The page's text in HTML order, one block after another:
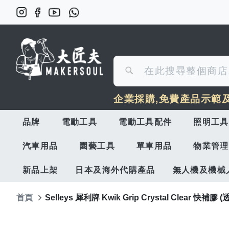
尋
搜
尋
企業採購,免費產品示範
品牌 電動工具 電動工具配件 照明工具
汽車用品 園藝工具 單車用品 物業管
新品上架 日本及海外代購產品 無人機及機械
首頁 Selleys 犀利牌 Kwik Grip Crystal Clear 快補膠 (